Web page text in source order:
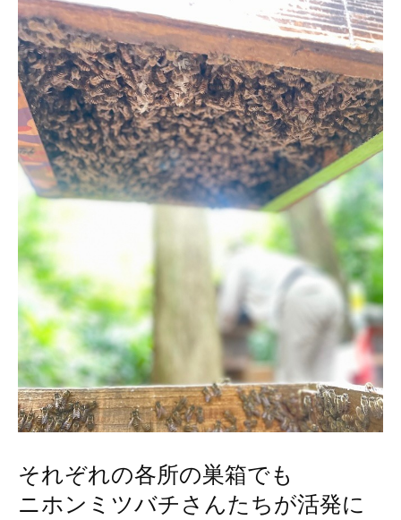
それぞれの各所の巣箱でも
ニホンミツバチさんたちが活発に